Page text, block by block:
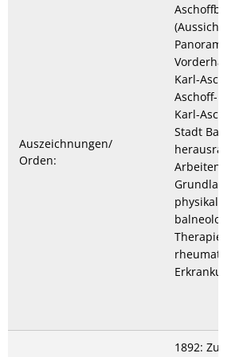
Auszeichnungen/
Orden:
Aschoffblick
Vorderhardt);
Karl-Aschoff-
Aschoff-
Karl-Aschoff-
Stadt Bad
Arbeiten über
Grundlagen
Therapie,
rheumatischer
1892: Zur